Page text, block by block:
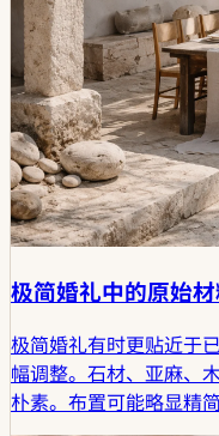
极简婚礼中的原始材
极简婚礼有时更贴近于
幅调整。石材、亚麻、
朴素。布置可能略显精